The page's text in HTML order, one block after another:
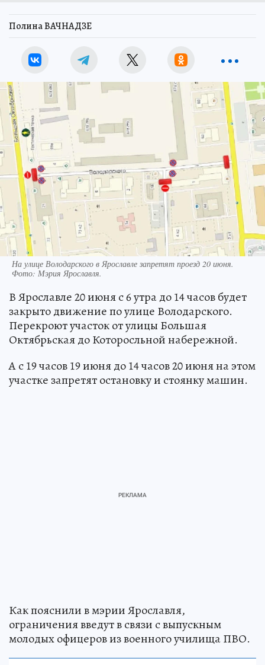
Полина ВАЧНАДЗЕ
На улице Володарского в Ярославле запретят проезд 20 июня.
Фото: Мэрия Ярославля.
В Ярославле 20 июня с 6 утра до 14 часов будет
закрыто движение по улице Володарского.
Перекроют участок от улицы Большая
Октябрьская до Которосльной набережной.
А с 19 часов 19 июня до 14 часов 20 июня на этом
участке запретят остановку и стоянку машин.
Как пояснили в мэрии Ярославля,
ограничения введут в связи с выпускным
молодых офицеров из военного училища ПВО.